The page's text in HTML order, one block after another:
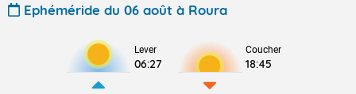
Ephéméride du 06 août à Roura
Lever
06:27
Coucher
18:45